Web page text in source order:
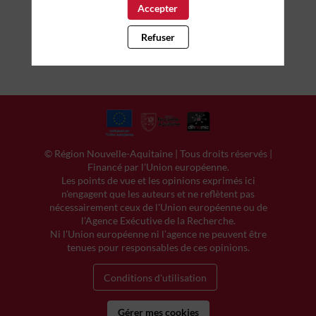
fugiat nulla pariatur. Excepteur sint occaecat
cupidatat non proident, sunt in culpa qui officia
deserunt mollit anim id est laborum.
© Région Nouvelle-Aquitaine | Tous droits réservés |
Financé par l'Union européenne.
Les points de vue et les opinions exprimés ici
n'engagent que les auteurs et ne reflètent pas
nécessairement ceux de l'Union européenne ou de
l’Agence Exécutive de la Recherche.
Ni l'Union européenne ni l’agence ne peuvent être
tenues pour responsables de ces opinions.
Conditions d'utilisation
Gérer mes cookies
Accepter
Refuser